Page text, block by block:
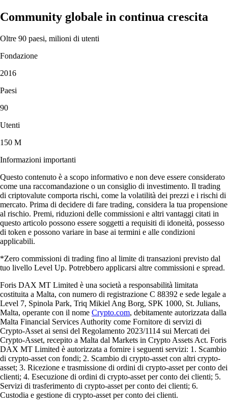
Community globale in continua crescita
Oltre 90 paesi, milioni di utenti
Fondazione
2016
Paesi
90
Utenti
150 M
Informazioni importanti
Questo contenuto è a scopo informativo e non deve essere considerato
come una raccomandazione o un consiglio di investimento. Il trading
di criptovalute comporta rischi, come la volatilità dei prezzi e i rischi di
mercato. Prima di decidere di fare trading, considera la tua propensione
al rischio. Premi, riduzioni delle commissioni e altri vantaggi citati in
questo articolo possono essere soggetti a requisiti di idoneità, possesso
di token e possono variare in base ai termini e alle condizioni
applicabili.
*Zero commissioni di trading fino al limite di transazioni previsto dal
tuo livello Level Up. Potrebbero applicarsi altre commissioni e spread.
Foris DAX MT Limited è una società a responsabilità limitata
costituita a Malta, con numero di registrazione C 88392 e sede legale a
Level 7, Spinola Park, Triq Mikiel Ang Borg, SPK 1000, St. Julians,
Malta, operante con il nome Crypto.com, debitamente autorizzata dalla
Malta Financial Services Authority come Fornitore di servizi di
Crypto-Asset ai sensi del Regolamento 2023/1114 sui Mercati dei
Crypto-Asset, recepito a Malta dal Markets in Crypto Assets Act. Foris
DAX MT Limited è autorizzata a fornire i seguenti servizi: 1. Scambio
di crypto-asset con fondi; 2. Scambio di crypto-asset con altri crypto-
asset; 3. Ricezione e trasmissione di ordini di crypto-asset per conto dei
clienti; 4. Esecuzione di ordini di crypto-asset per conto dei clienti; 5.
Servizi di trasferimento di crypto-asset per conto dei clienti; 6.
Custodia e gestione di crypto-asset per conto dei clienti.